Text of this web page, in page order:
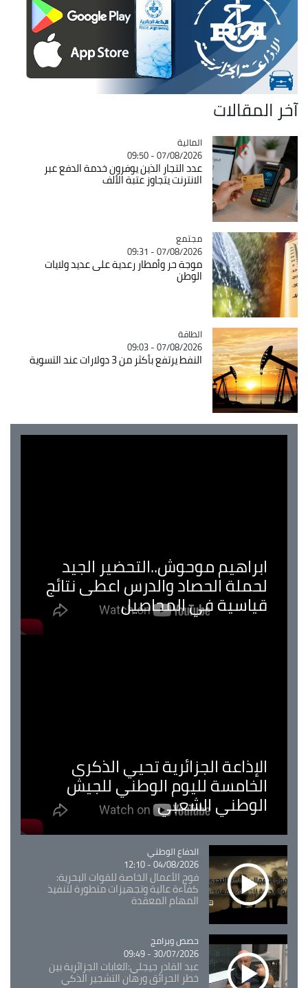
آخر المقالات
Catégorie
المالية
07/08/2026 - 09:50
عدد التجار الذين يوفرون خدمة الدفع عبر
الانترنت يتجاوز عتبة الألف
Catégorie
مجتمع
07/08/2026 - 09:31
موجة حر وأمطار رعدية على عديد ولايات
الوطن
Catégorie
الطاقة
07/08/2026 - 09:03
النفط يرتفع بأكثر من 3 دولارات عند التسوية
ابراهيم موحوش..التحضير الجيد
لحملة الحصاد والدرس اعطى نتائج
قياسية في المحاصيل
الإذاعة الجزائرية تحيي الذكرى
الخامسة لليوم الوطني للجيش
الوطني الشعبي
Catégorie
الدفاع الوطني
04/08/2026 - 12:10
فوج الأعمال الخاصة للقوات البحرية:
كفاءة عالية وتجهيزات متطورة لتنفيذ
المهام المعقدة
Catégorie
حصص وبرامج
30/07/2026 - 09:49
عبد القادر جيجلي:الغابات الجزائرية بين
خطر الحرائق ورهان التشجير الذكي